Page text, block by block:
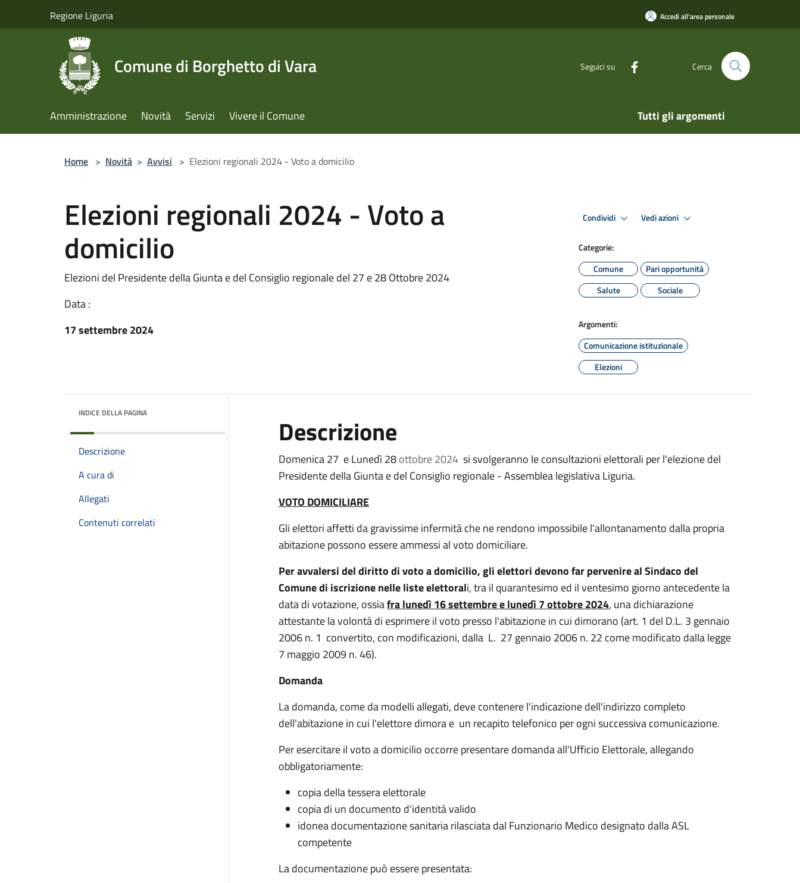
Regione Liguria Accedi all'area personale
Comune di Borghetto di Vara Seguici su Cerca
Amministrazione Novità Servizi Vivere il Comune Tutti gli argomenti
Home > Novità > Avvisi > Elezioni regionali 2024 - Voto a domicilio
Elezioni regionali 2024 - Voto a
domicilio
Elezioni del Presidente della Giunta e del Consiglio regionale del 27 e 28 Ottobre 2024
Data :
17 settembre 2024
Condividi Vedi azioni
Categorie:
Comune
Pari opportunità
Salute
Sociale
Argomenti:
Comunicazione istituzionale
Elezioni
INDICE DELLA PAGINA
Descrizione
A cura di
Allegati
Contenuti correlati
Descrizione
Domenica 27 e Lunedì 28ottobre 2024 si svolgeranno le consultazioni elettorali per l'elezione del
Presidente della Giunta e del Consiglio regionale - Assemblea legislativa Liguria.
VOTO DOMICILIARE
Gli elettori affetti da gravissime infermità che ne rendono impossibile l'allontanamento dalla propria
abitazione possono essere ammessi al voto domiciliare.
Per avvalersi del diritto di voto a domicilio, gli elettori devono far pervenire al Sindaco del
Comune di iscrizione nelle liste elettorali, tra il quarantesimo ed il ventesimo giorno antecedente la
data di votazione, ossiafra lunedì 16 settembre e lunedì 7 ottobre 2024, una dichiarazione
attestante la volontà di esprimere il voto presso l'abitazione in cui dimorano (art. 1 del D.L. 3 gennaio
2006 n. 1 convertito, con modificazioni, dalla L. 27 gennaio 2006 n. 22 come modificato dalla legge
7 maggio 2009 n. 46).
Domanda
La domanda, come da modelli allegati, deve contenere l'indicazione dell'indirizzo completo
dell'abitazione in cui l'elettore dimora e un recapito telefonico per ogni successiva comunicazione.
Per esercitare il voto a domicilio occorre presentare domanda all'Ufficio Elettorale, allegando
obbligatoriamente:
copia della tessera elettorale
copia di un documento d'identità valido
idonea documentazione sanitaria rilasciata dal Funzionario Medico designato dalla ASL
competente
La documentazione può essere presentata: